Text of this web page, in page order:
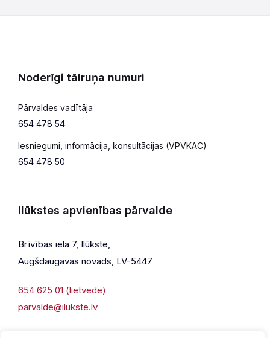
Noderīgi tālruņa numuri
Pārvaldes vadītāja
654 478 54
Iesniegumi, informācija, konsultācijas (VPVKAC)
654 478 50
Ilūkstes apvienības pārvalde
Brīvības iela 7, Ilūkste,
Augšdaugavas novads, LV-5447
654 625 01 (lietvede)
parvalde@ilukste.lv